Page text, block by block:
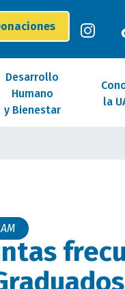
Desarrollo
Humano
y Bienestar
la